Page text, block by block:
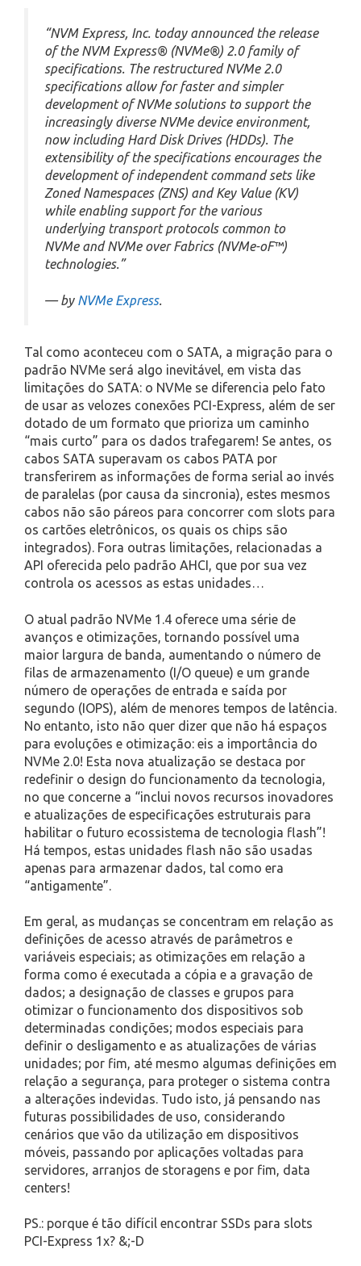
“NVM Express, Inc. today announced the release
of the NVM Express® (NVMe®) 2.0 family of
specifications. The restructured NVMe 2.0
specifications allow for faster and simpler
development of NVMe solutions to support the
increasingly diverse NVMe device environment,
now including Hard Disk Drives (HDDs). The
extensibility of the specifications encourages the
development of independent command sets like
Zoned Namespaces (ZNS) and Key Value (KV)
while enabling support for the various
underlying transport protocols common to
NVMe and NVMe over Fabrics (NVMe-oF™)
technologies.”
— by NVMe Express.
Tal como aconteceu com o SATA, a migração para o
padrão NVMe será algo inevitável, em vista das
limitações do SATA: o NVMe se diferencia pelo fato
de usar as velozes conexões PCI-Express, além de ser
dotado de um formato que prioriza um caminho
“mais curto” para os dados trafegarem! Se antes, os
cabos SATA superavam os cabos PATA por
transferirem as informações de forma serial ao invés
de paralelas (por causa da sincronia), estes mesmos
cabos não são páreos para concorrer com slots para
os cartões eletrônicos, os quais os chips são
integrados). Fora outras limitações, relacionadas a
API oferecida pelo padrão AHCI, que por sua vez
controla os acessos as estas unidades…
O atual padrão NVMe 1.4 oferece uma série de
avanços e otimizações, tornando possível uma
maior largura de banda, aumentando o número de
filas de armazenamento (I/O queue) e um grande
número de operações de entrada e saída por
segundo (IOPS), além de menores tempos de latência.
No entanto, isto não quer dizer que não há espaços
para evoluções e otimização: eis a importância do
NVMe 2.0! Esta nova atualização se destaca por
redefinir o design do funcionamento da tecnologia,
no que concerne a “inclui novos recursos inovadores
e atualizações de especificações estruturais para
habilitar o futuro ecossistema de tecnologia flash”!
Há tempos, estas unidades flash não são usadas
apenas para armazenar dados, tal como era
“antigamente”.
Em geral, as mudanças se concentram em relação as
definições de acesso através de parâmetros e
variáveis especiais; as otimizações em relação a
forma como é executada a cópia e a gravação de
dados; a designação de classes e grupos para
otimizar o funcionamento dos dispositivos sob
determinadas condições; modos especiais para
definir o desligamento e as atualizações de várias
unidades; por fim, até mesmo algumas definições em
relação a segurança, para proteger o sistema contra
a alterações indevidas. Tudo isto, já pensando nas
futuras possibilidades de uso, considerando
cenários que vão da utilização em dispositivos
móveis, passando por aplicações voltadas para
servidores, arranjos de storagens e por fim, data
centers!
PS.: porque é tão difícil encontrar SSDs para slots
PCI-Express 1x? &;-D